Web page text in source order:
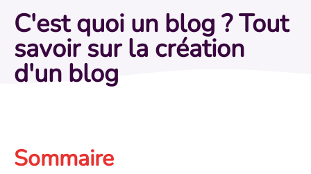
C'est quoi un blog ? Tout
savoir sur la création
d'un blog
Sommaire